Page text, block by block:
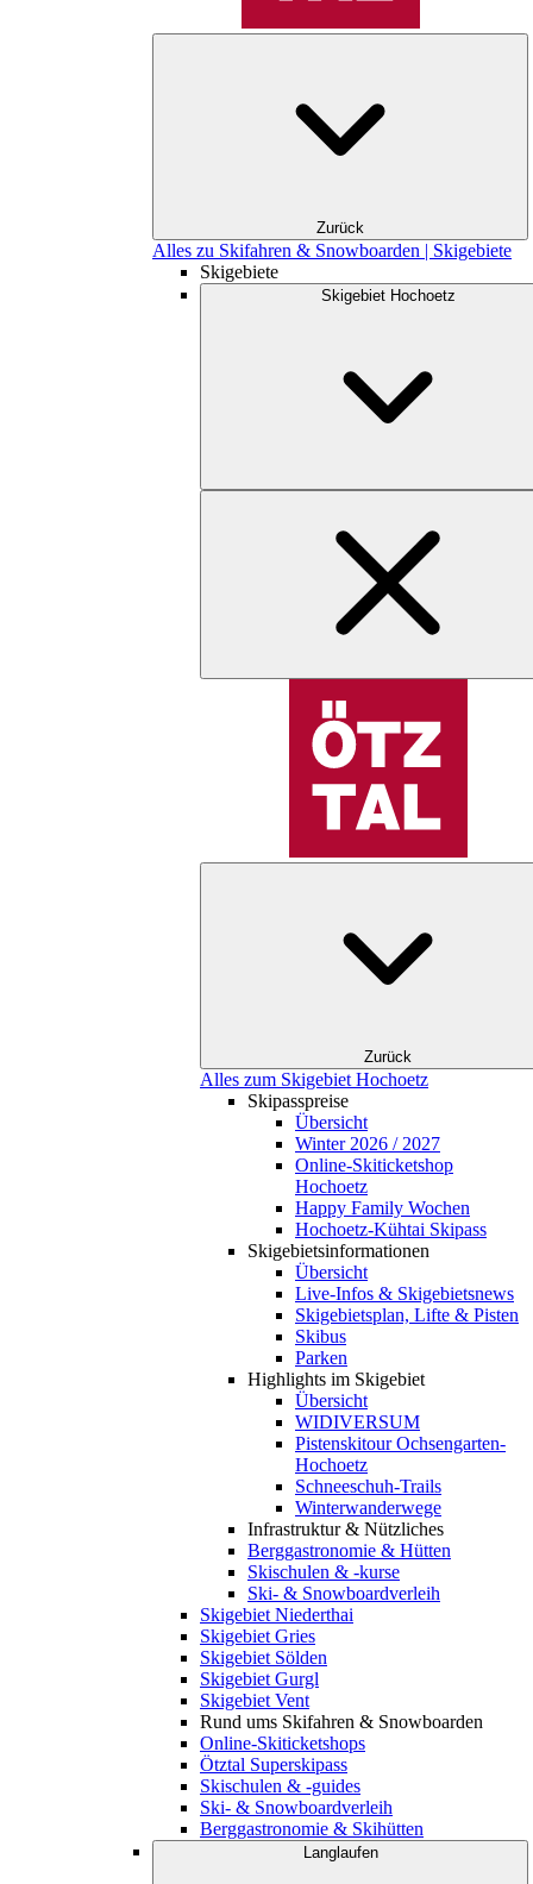
Zurück
Alles zu Skifahren & Snowboarden | Skigebiete
Skigebiete
Skigebiet Hochoetz
Zurück
Alles zum Skigebiet Hochoetz
Skipasspreise
Übersicht
Winter 2026 / 2027
Online-Skiticketshop
Hochoetz
Happy Family Wochen
Hochoetz-Kühtai Skipass
Skigebietsinformationen
Übersicht
Live-Infos & Skigebietsnews
Skigebietsplan, Lifte & Pisten
Skibus
Parken
Highlights im Skigebiet
Übersicht
WIDIVERSUM
Pistenskitour Ochsengarten-
Hochoetz
Schneeschuh-Trails
Winterwanderwege
Infrastruktur & Nützliches
Berggastronomie & Hütten
Skischulen & -kurse
Ski- & Snowboardverleih
Skigebiet Niederthai
Skigebiet Gries
Skigebiet Sölden
Skigebiet Gurgl
Skigebiet Vent
Rund ums Skifahren & Snowboarden
Online-Skiticketshops
Ötztal Superskipass
Skischulen & -guides
Ski- & Snowboardverleih
Berggastronomie & Skihütten
Langlaufen